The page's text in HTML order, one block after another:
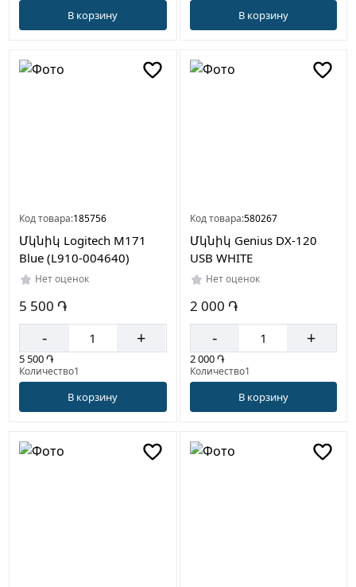
В корзину В корзину
Код товара:185756
Մկնիկ Logitech M171
Blue (L910-004640)
Нет оценок
5 500 ֏
- +
5 500 ֏
Количество1
В корзину
Код товара:580267
Մկնիկ Genius DX-120
USB WHITE
Нет оценок
2 000 ֏
- +
2 000 ֏
Количество1
В корзину